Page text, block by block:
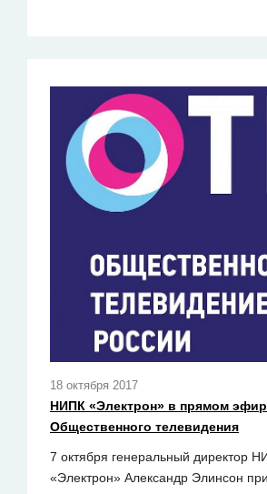
18 октября 2017
НИПК «Электрон» в прямом
Общественного телевидения
7 октября генеральный директор
«Электрон» Александр Элинсон